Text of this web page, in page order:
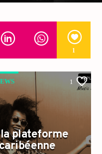
1
1
la plateforme